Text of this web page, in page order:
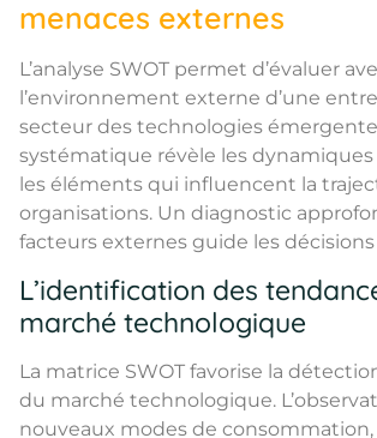
menaces externes
L’analyse SWOT permet d’évaluer
l’environnement externe d’une
secteur des technologies
systématique révèle les
les éléments qui influencent la
organisations. Un diagnostic
facteurs externes guide les
L’identification des
marché technologique
La matrice SWOT favorise la
du marché technologique.
nouveaux modes de consommation,